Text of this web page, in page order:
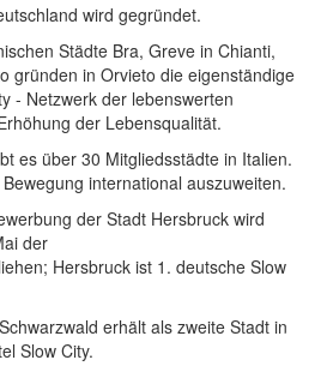
wird gegründet.
Städte Bra, Greve in Chianti,
gründen in Orvieto die eigenständige
- Netzwerk der lebenswerten
der Lebensqualität.
es über 30 Mitgliedsstädte in Italien.
international auszuweiten.
der Stadt Hersbruck wird
der
Hersbruck ist 1. deutsche Slow
erhält als zweite Stadt in
Slow City.